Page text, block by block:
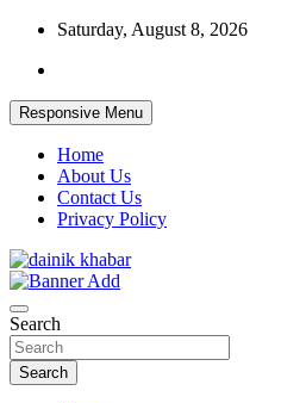
Skip
content
Saturday, August 8, 2026
Responsive Menu
Home
About Us
Contact Us
Privacy Policy
Dainikkhabar.in –
Hindi News Website
Search
Search